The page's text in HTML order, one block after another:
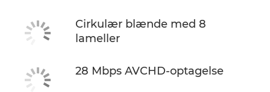
Cirkulær blænde med 8
lameller
28 Mbps AVCHD-optagelse